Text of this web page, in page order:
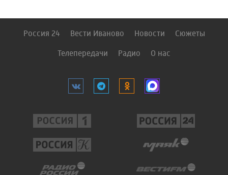
Россия 24 Вести Иваново Новости Сюжеты
Телепередачи Радио О нас